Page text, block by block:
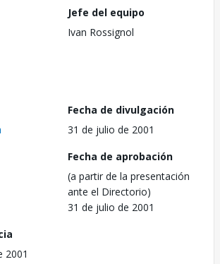
Jefe del equipo
Ivan Rossignol
Fecha de divulgación
31 de julio de 2001
Fecha de aprobación
(a partir de la presentación
ante el Directorio)
31 de julio de 2001
2001